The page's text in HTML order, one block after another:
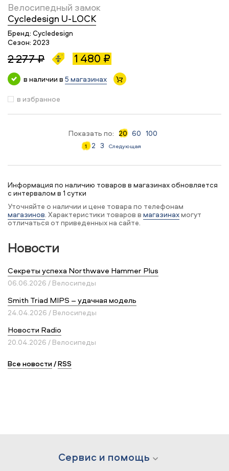
Велосипедный замок
Cycledesign U-LOCK
Бренд: Cycledesign
Сезон: 2023
2 277 ₽ 1 480 ₽
в наличии в 5 магазинах
в избранное
Показать по: 20 60 100
1 2 3 Следующая
Информация по наличию товаров в магазинах обновляется
с интервалом в 1 сутки
Уточняйте о наличии и цене товара по телефонам
магазинов. Характеристики товаров в магазинахмогут
отличаться от приведенных на сайте.
Новости
Секреты успеха Northwave Hammer Plus
06.06.2026 / Велосипеды
Smith Triad MIPS – удачная модель
24.04.2026 / Велосипеды
Новости Radio
20.04.2026 / Велосипеды
Все новости/RSS
Сервис и помощь